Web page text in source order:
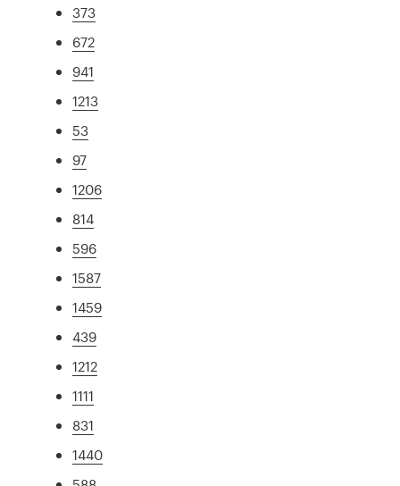
373
672
941
1213
53
97
1206
814
596
1587
1459
439
1212
1111
831
1440